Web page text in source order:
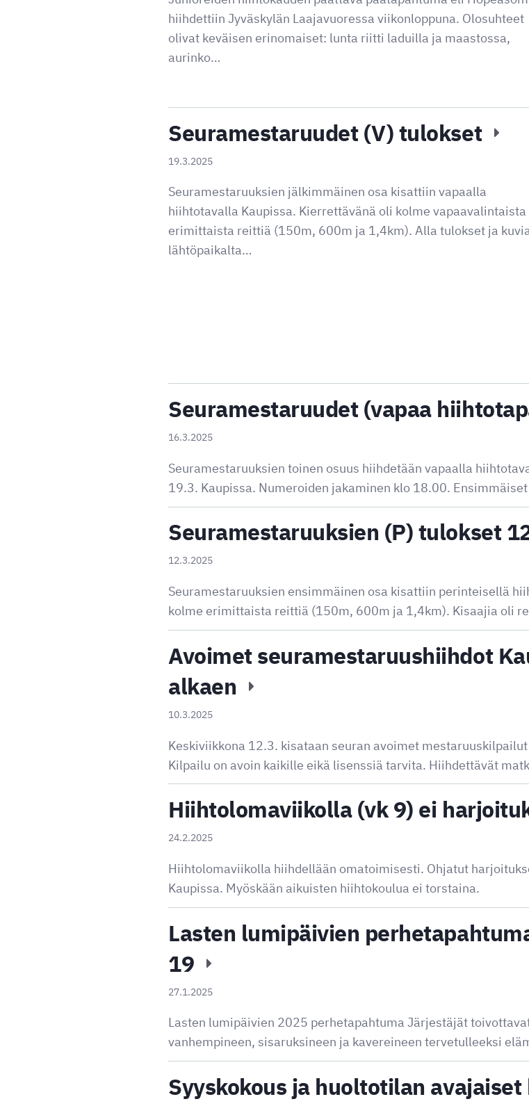
hiihdettiin Jyväskylän Laajavuoressa viikonloppuna. Olosuhteet
olivat keväisen erinomaiset: lunta riitti laduilla ja maastossa,
aurinko…
Seuramestaruudet (V) tulokset
19.3.2025
Seuramestaruuksien jälkimmäinen osa kisattiin vapaalla
hiihtotavalla Kaupissa. Kierrettävänä oli kolme vapaavalintaista
erimittaista reittiä (150m, 600m ja 1,4km). Alla tulokset ja
lähtöpaikalta…
Seuramestaruudet (vapaa
16.3.2025
Seuramestaruuksien toinen osuus hiihdetään vapaalla
19.3. Kaupissa. Numeroiden jakaminen klo 18.00.
Seuramestaruuksien (P) tulokset
12.3.2025
Seuramestaruuksien ensimmäinen osa kisattiin perinteisellä
kolme erimittaista reittiä (150m, 600m ja 1,4km). Kisaajia oli
Avoimet seuramestaruushiihdot
alkaen
10.3.2025
Keskiviikkona 12.3. kisataan seuran avoimet
Kilpailu on avoin kaikille eikä lisenssiä tarvita. Hiihdettävät
Hiihtolomaviikolla (vk 9) ei
24.2.2025
Hiihtolomaviikolla hiihdellään omatoimisesti. Ohjatut
Kaupissa. Myöskään aikuisten hiihtokoulua ei torstaina.
Lasten lumipäivien
19
27.1.2025
Lasten lumipäivien 2025 perhetapahtuma Järjestäjät
vanhempineen, sisaruksineen ja kavereineen tervetulleeksi
Syyskokous ja huoltotilan